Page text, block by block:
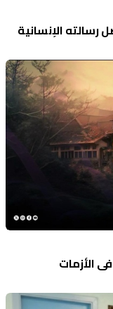
رسالته الإنسانية
الأزمات